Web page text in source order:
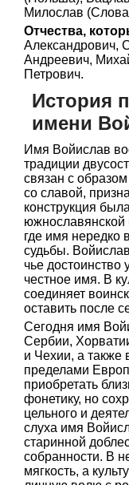
Милослав
Отчества,
Александрович,
Андреевич,
Петрович.
История
имени
Имя Войислав
традиции
связан с
со славой,
конструкция
южнославянской
где имя нередко
судьбы.
чье достоинство
честное имя. В
соединяет
оставить после
Сегодня имя
Сербии,
и Чехии, а также
пределами
приобретать
фонетику, но
цельного и
слуха имя
старинной
собранности. В
мягкость, а